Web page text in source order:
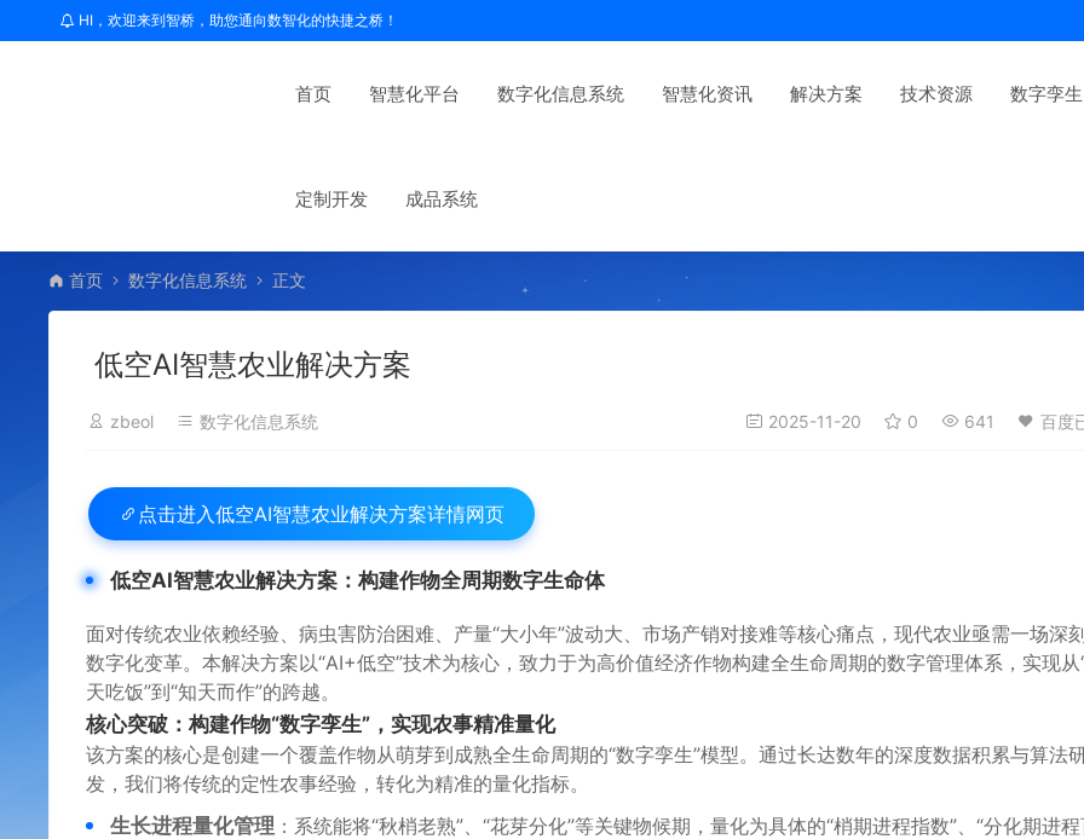
HI，欢迎来到智桥，助您通向数智化的快捷之桥！
首页 智慧化平台 数字化信息系统 智慧化资讯 解决方案 技术资源 数字孪生
定制开发 成品系统
首页 数字化信息系统 正文
低空AI智慧农业解决方案
zbeol 数字化信息系统 2025-11-20 0 641 百度
点击进入 低空AI智慧农业解决方案详情网页
低空AI智慧农业解决方案：构建作物全周期数字生命体
面对传统农业依赖经验、病虫害防治困难、产量“大小年”波动大、市场产销对接难等核心痛点，现代农业亟需一场深
数字化变革。本解决方案以“AI+低空”技术为核心，致力于为高价值经济作物构建全生命周期的数字管理体系，实现从
天吃饭”到“知天而作”的跨越。
核心突破：构建作物“数字孪生”，实现农事精准量化
该方案的核心是创建一个覆盖作物从萌芽到成熟全生命周期的“数字孪生”模型。通过长达数年的深度数据积累与算法
发，我们将传统的定性农事经验，转化为精准的量化指标。
生长进程量化管理 ：系统能将“秋梢老熟”、“花芽分化”等关键物候期，量化为具体的“梢期进程指数”、“分化期进